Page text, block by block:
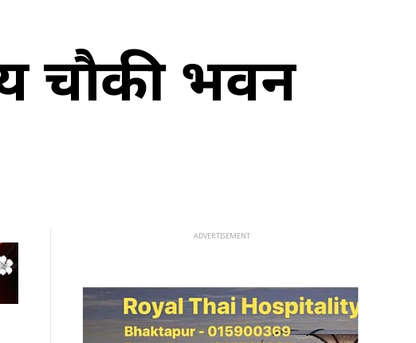
चौकी भवन